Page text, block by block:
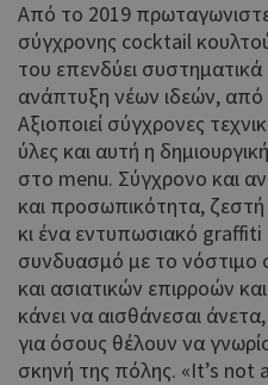
Από το 2019
σύγχρονης cocktail
του επενδύει
ανάπτυξη νέων ιδεών, από
Αξιοποιεί σύγχρονες
ύλες και αυτή η
στο menu. Σύγχρονο και
και προσωπικότητα, ζεστή
κι ένα εντυπωσιακό
συνδυασμό με το
και ασιατικών επιρροών
κάνει να αισθάνεσαι
για όσους θέλουν να
σκηνή της πόλης. «It’s not